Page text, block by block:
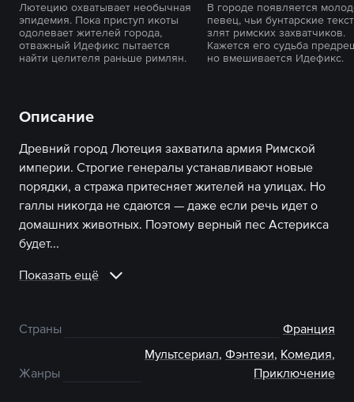
Лютецию охватывает необычная
эпидемия. Пока приступ икоты
одолевает жителей города,
отважный Идефикс пытается
найти целителя раньше римлян.
В городе появляется
певец, чьи бунтарские
злят римских захватчиков.
Кажется его судьба
но вмешивается Идефикс.
Описание
Древний город Лютеция захватила армия Римской
империи. Строгие генералы устанавливают новые
порядки, а стража притесняет жителей на улицах. Но
галлы никогда не сдаются — даже если речь идет о
домашних животных. Поэтому верный пес Астерикса
будет...
Показать ещё
Страны Франция
Жанры
Мультсериал, Фэнтези, Комедия,
Приключение